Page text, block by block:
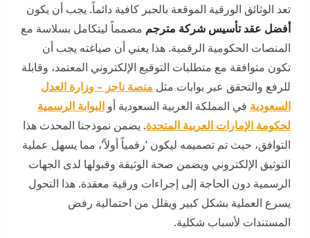
تعد الوثائق الورقية الموقعة بالحبر كافية دائماً. يجب أن يكون
أفضل عقد تأسيس شركة مترجم مصمماً ليتكامل بسلاسة مع
المنصات الحكومية الرقمية. هذا يعني أن صياغته يجب أن
تكون متوافقة مع متطلبات التوقيع الإلكتروني المعتمد، وقابلة
للرفع والتحقق عبر بوابات مثل منصة ناجز – وزارة العدل
السعودية في المملكة العربية السعودية أو البوابة الرسمية
لحكومة الإمارات العربية المتحدة. يضمن نموذجنا المحدث هذا
التوافق، حيث تم تصميمه ليكون ‘رقمياً أولاً’، مما يسهل عملية
التوثيق الإلكتروني ويضمن صحة الوثيقة وقبولها لدى الجهات
الرسمية دون الحاجة إلى إجراءات ورقية معقدة. هذا التحول
يسرع العملية بشكل كبير ويقلل من احتمالية رفض
المستندات لأسباب شكلية.